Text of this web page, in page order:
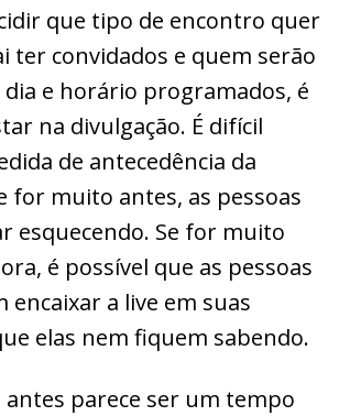
que tipo de encontro quer
ter convidados e quem serão
dia e horário programados, é
na divulgação. É difícil
de antecedência da
for muito antes, as pessoas
esquecendo. Se for muito
é possível que as pessoas
encaixar a live em suas
elas nem fiquem sabendo.
antes parece ser um tempo